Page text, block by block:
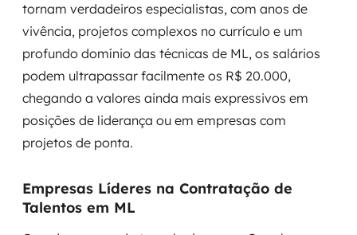
tornam verdadeiros especialistas, com anos de
vivência, projetos complexos no currículo e um
profundo domínio das técnicas de ML, os salários
podem ultrapassar facilmente os R$ 20.000,
chegando a valores ainda mais expressivos em
posições de liderança ou em empresas com
projetos de ponta.
Empresas Líderes na Contratação de
Talentos em ML